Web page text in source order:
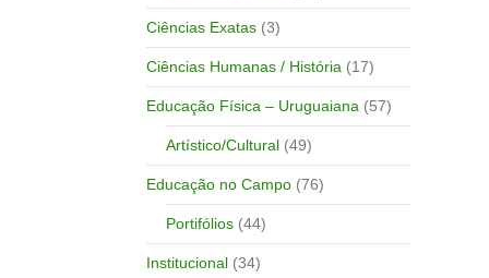
Ciências Exatas(3)
Ciências Humanas / História (17)
Educação Física – Uruguaiana (57)
Artístico/Cultural(49)
Educação no Campo(76)
Portifólios(44)
Institucional(34)